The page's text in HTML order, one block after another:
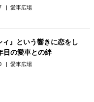
愛車広場
ィ』という響きに恋をし
目の愛車との絆
愛車広場